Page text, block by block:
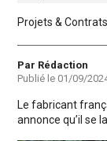
Projets & Contrats
Auteur
Par Rédaction
Publié le 01/09/
Le fabricant
annonce qu’il se